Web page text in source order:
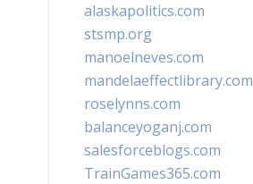
alaskapolitics.com
stsmp.org
manoelneves.com
mandelaeffectlibrary.com
roselynns.com
balanceyoganj.com
salesforceblogs.com
TrainGames365.com